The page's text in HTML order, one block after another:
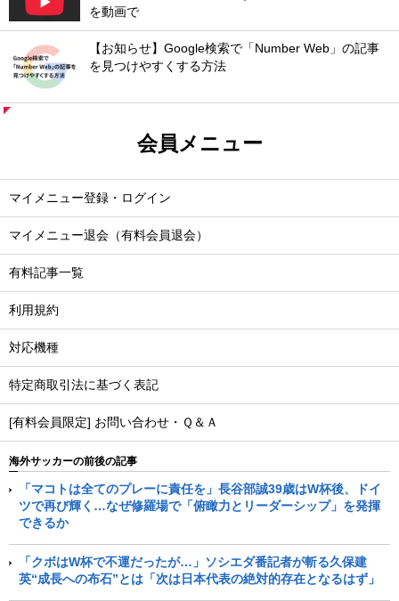
を動画で
【お知らせ】Google検索で「Number Web」の記事
を見つけやすくする方法
会員メニュー
マイメニュー登録・ログイン
マイメニュー退会（有料会員退会）
有料記事一覧
利用規約
対応機種
特定商取引法に基づく表記
[有料会員限定] お問い合わせ・Ｑ＆Ａ
海外サッカーの前後の記事
「マコトは全てのプレーに責任を」長谷部誠39歳はW杯後、ドイ
ツで再び輝く…なぜ修羅場で「俯瞰力とリーダーシップ」を発揮
できるか
「クボはW杯で不運だったが…」ソシエダ番記者が斬る久保建
英“成長への布石”とは「次は日本代表の絶対的存在となるはず」